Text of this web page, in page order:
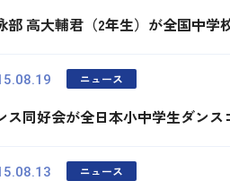
部 高大輔君（2年生）が全国中学
ニュース
ス同好会が全日本小中学生ダン
ニュース